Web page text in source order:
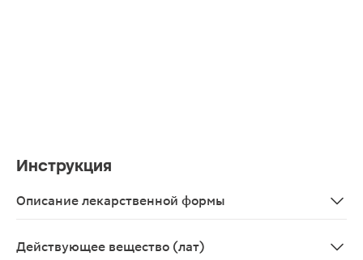
Инструкция
Описание лекарственной формы
Действующее вещество (лат)